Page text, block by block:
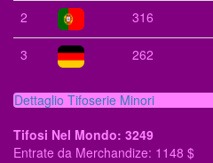
2 316
3 262
Dettaglio Tifoserie Minori
Tifosi Nel Mondo: 3249
Entrate da Merchandize: 1148 $